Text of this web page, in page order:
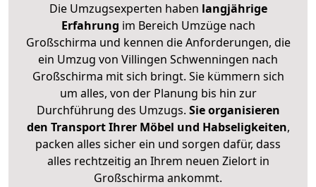
Die Umzugsexperten haben langjährige
Erfahrung im Bereich Umzüge nach
Großschirma und kennen die Anforderungen, die
ein Umzug von Villingen Schwenningen nach
Großschirma mit sich bringt. Sie kümmern sich
um alles, von der Planung bis hin zur
Durchführung des Umzugs. Sie organisieren
den Transport Ihrer Möbel und Habseligkeiten,
packen alles sicher ein und sorgen dafür, dass
alles rechtzeitig an Ihrem neuen Zielort in
Großschirma ankommt.